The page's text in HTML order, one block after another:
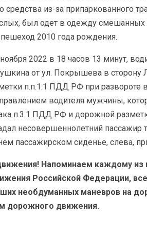
средства из-за припаркованного
был одет в одежду
2010 года рождения.
2022 в 18 часов 13 минут,
от ул. Покрышева в
п.п.1.1 ПДД РФ при развороте
водителя мужчины,
п.3.1 ПДД РФ и дорожной
несовершеннолетний пассажир
пассажирском сиденье, слева,
Напоминаем каждому из
Российской Федерации,
необдуманных маневров на
дорожного движения.